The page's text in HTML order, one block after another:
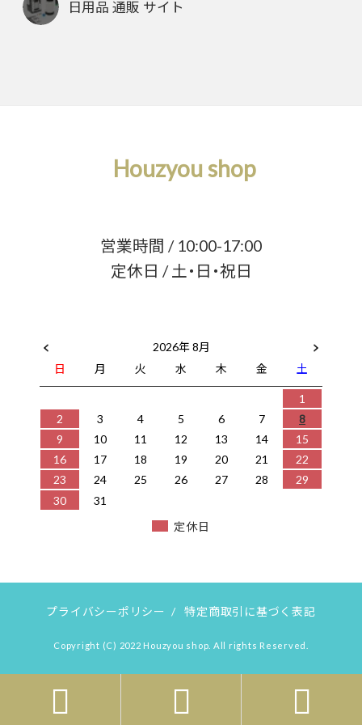
日用品 通販 サイト
Houzyou shop
営業時間 / 10:00-17:00
定休日 / 土・日・祝日
2026年 8月
日
月 火 水 木 金
土
1
2
3 4 5 6 7
8
9
10 11 12 13 14
15
16
17 18 19 20 21
22
23
24 25 26 27 28
29
30
31
定休日
プライバシーポリシー / 特定商取引に基づく表記
Copyright (C) 2022 Houzyou shop. All rights Reserved.
  